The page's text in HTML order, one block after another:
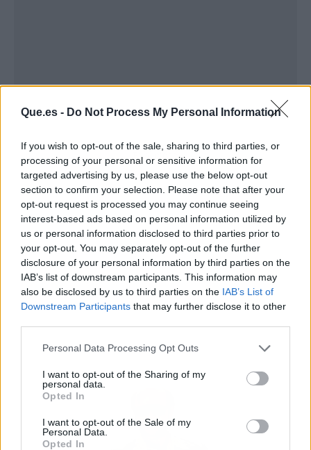
Que.es - Do Not Process My Personal Information
If you wish to opt-out of the sale, sharing to third parties, or
processing of your personal or sensitive information for
targeted advertising by us, please use the below opt-out
section to confirm your selection. Please note that after your
opt-out request is processed you may continue seeing
interest-based ads based on personal information utilized by
us or personal information disclosed to third parties prior to
your opt-out. You may separately opt-out of the further
disclosure of your personal information by third parties on the
IAB’s list of downstream participants. This information may
also be disclosed by us to third parties on the IAB’s List of
Downstream Participants that may further disclose it to other
Personal Data Processing Opt Outs
I want to opt-out of the Sharing of my
personal data.
Opted In
I want to opt-out of the Sale of my
Personal Data.
Opted In
Publicidad